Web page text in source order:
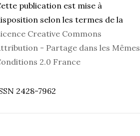
publication est mise à
selon les termes de la
Creative Commons
- Partage dans les Mêmes
2.0 France
2428-7962